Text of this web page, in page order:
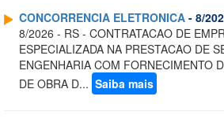
CONCORRENCIA ELETRONICA - 8/
8/2026 - RS - CONTRATACAO DE
ESPECIALIZADA NA PRESTACAO DE
ENGENHARIA COM FORNECIMENTO
DE OBRA D... Saiba mais